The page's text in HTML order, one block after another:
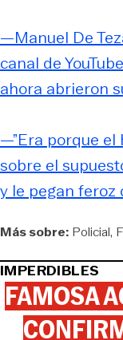
—Manuel De
canal de
ahora abrieron
—”Era porque el
sobre el
y le pegan
Más sobre: Policial
IMPERDIBLES
FAMOSA